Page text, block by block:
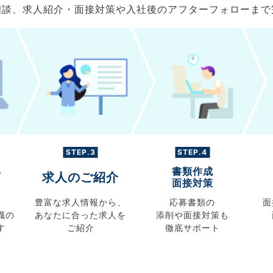
、求人紹介・面接対策や入社後のアフターフォローま
の
STEP.3
求人のご紹介
豊富な求人情報から、
あなたに合った求人を
ご紹介
STEP.4
書類作成
面接対策
応募書類の
添削や面接対策も
徹底サポート